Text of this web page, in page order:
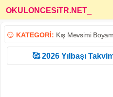
OKULONCESiTR.NET
😏 KATEGORİ: Kış Mevsimi
🥰 2026 Yılbaşı